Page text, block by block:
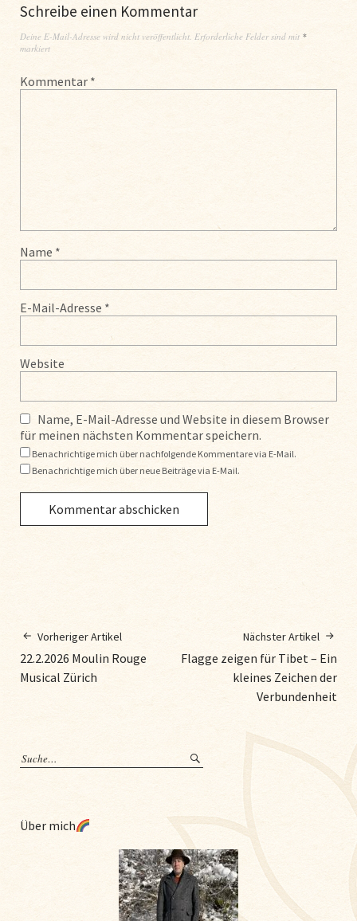
Schreibe einen Kommentar
Deine E-Mail-Adresse wird nicht veröffentlicht. Erforderliche Felder sind mit *
markiert
Kommentar *
Name *
E-Mail-Adresse *
Website
Name, E-Mail-Adresse und Website in diesem Browser
für meinen nächsten Kommentar speichern.
Benachrichtige mich über nachfolgende Kommentare via E-Mail.
Benachrichtige mich über neue Beiträge via E-Mail.
Vorheriger Artikel
22.2.2026 Moulin Rouge
Musical Zürich
Nächster Artikel
Flagge zeigen für Tibet – Ein
kleines Zeichen der
Verbundenheit
Über mich